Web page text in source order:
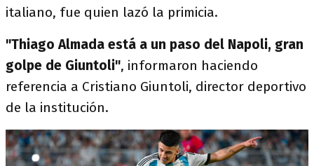
italiano, fue quien lazó la primicia.
"Thiago Almada está a un paso del Napoli, gran
golpe de Giuntoli", informaron haciendo
referencia a Cristiano Giuntoli, director deportivo
de la institución.